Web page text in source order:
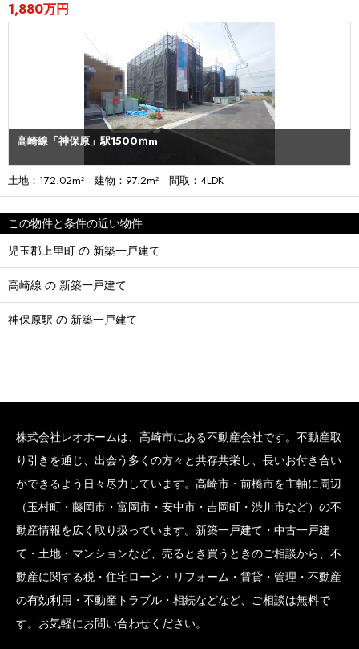
1,880万円
高崎線「神保原」駅1500ｍm
土地：172.02m² 建物：97.2m² 間取：4LDK
この物件と条件の近い物件
児玉郡上里町 の 新築一戸建て
高崎線 の 新築一戸建て
神保原駅 の 新築一戸建て
株式会社レオホームは、高崎市にある不動産会社です。不動産取
り引きを通じ、出会う多くの方々と共存共栄し、長いお付き合い
ができるよう日々尽力しています。高崎市・前橋市を主軸に周辺
（玉村町・藤岡市・富岡市・安中市・吉岡町・渋川市など）の不
動産情報を広く取り扱っています。新築一戸建て・中古一戸建
て・土地・マンションなど、売るとき買うときのご相談から、不
動産に関する税・住宅ローン・リフォーム・賃貸・管理・不動産
の有効利用・不動産トラブル・相続などなど、ご相談は無料で
す。お気軽にお問い合わせください。